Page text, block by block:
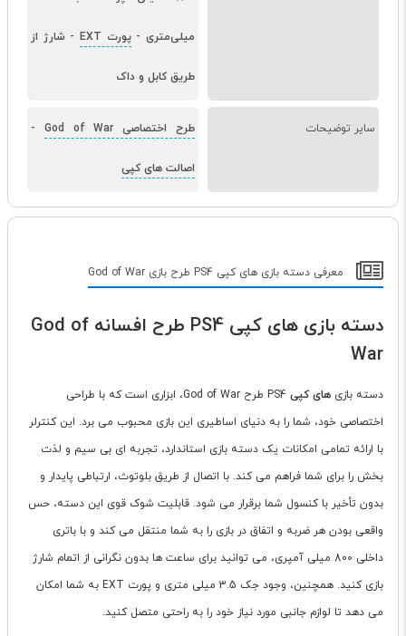
میلی‌متری-پورت EXT -شارژ از
طریق کابل و داک
سایر توضیحات طرح اختصاصی God of War -
اصالت های کپی
معرفی دسته بازی های کپی PS4 طرح بازی God of War
دسته بازی های کپی PS4 طرح افسانه God of
War
دسته بازی های کپی
PS4 طرح God of War، ابزاری است که با طراحی
اختصاصی خود، شما را به دنیای اساطیری این بازی محبوب می برد. این کنترلر
با ارائه تمامی امکانات یک دسته بازی استاندارد، تجربه ای بی سیم و لذت
بخش را برای شما فراهم می کند. با اتصال از طریق بلوتوث، ارتباطی پایدار و
بدون تأخیر با کنسول شما برقرار می شود. قابلیت شوک قوی این دسته، حس
واقعی بودن هر ضربه و اتفاق در بازی را به شما منتقل می کند و با باتری
داخلی 800 میلی آمپری، می توانید برای ساعت ها بدون نگرانی از اتمام شارژ
بازی کنید. همچنین، وجود جک 3.5 میلی متری و پورت EXT به شما امکان
می دهد تا لوازم جانبی مورد نیاز خود را به راحتی متصل کنید.